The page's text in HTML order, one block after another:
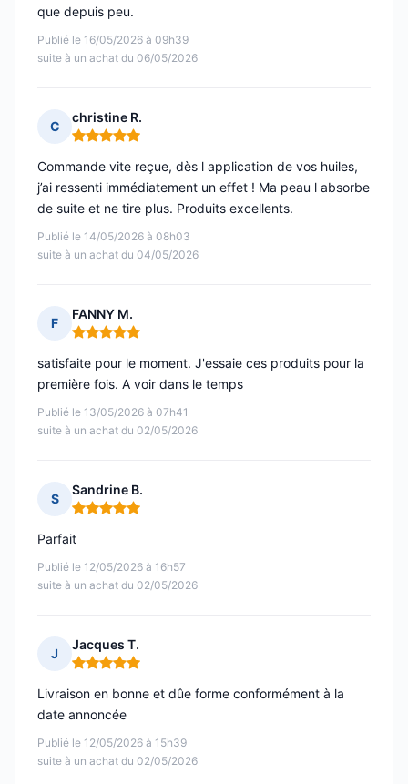
Publié le 16/05/2026 à 09h39
suite à un achat du 06/05/2026
que depuis peu.
C
christine R.
Note : 5 sur 5
Publié le 14/05/2026 à 08h03
suite à un achat du 04/05/2026
Commande vite reçue, dès l application de vos huiles,
j’ai ressenti immédiatement un effet ! Ma peau l absorbe
de suite et ne tire plus. Produits excellents.
F
FANNY M.
Note : 5 sur 5
Publié le 13/05/2026 à 07h41
suite à un achat du 02/05/2026
satisfaite pour le moment. J'essaie ces produits pour la
première fois. A voir dans le temps
S
Sandrine B.
Note : 5 sur 5
Publié le 12/05/2026 à 16h57
suite à un achat du 02/05/2026
Parfait
J
Jacques T.
Note : 5 sur 5
Publié le 12/05/2026 à 15h39
suite à un achat du 02/05/2026
Livraison en bonne et dûe forme conformément à la
date annoncée